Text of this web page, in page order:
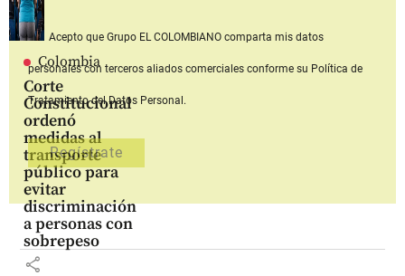
Colombia
Corte
Constitucional
ordenó
medidas al
transporte
público para
evitar
discriminación
a personas con
sobrepeso
share
Acepto que Grupo EL COLOMBIANOcomparta mis datos
personales con terceros aliados comerciales conforme su Política de
Tratamiento del Datos Personal.